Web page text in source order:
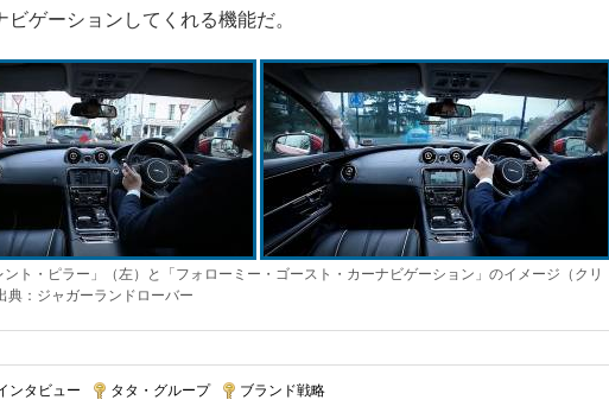
ビゲーションしてくれる機能だ。
ント・ピラー」（左）と「フォローミー・ゴースト・カーナビゲーション」のイメージ（クリ
典：ジャガーランドローバー
ンタビュー タタ・グループ| ブランド戦略